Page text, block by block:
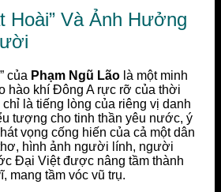
Hoài” Và Ảnh Hưởng
của Phạm Ngũ Lão là một minh
hào khí Đông A rực rỡ của thời
là tiếng lòng của riêng vị danh
tượng cho tinh thần yêu nước, ý
vọng cống hiến của cả một dân
hình ảnh người lính, người
Đại Việt được nâng tầm thành
mang tầm vóc vũ trụ.